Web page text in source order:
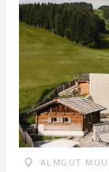
ALMGUT